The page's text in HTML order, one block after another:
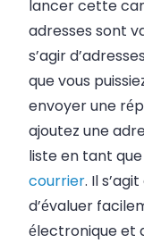
lancer cette
adresses sont
s’agir
que vous
envoyer une
ajoutez une
liste en tant
courrier. Il
d’évaluer
électronique et